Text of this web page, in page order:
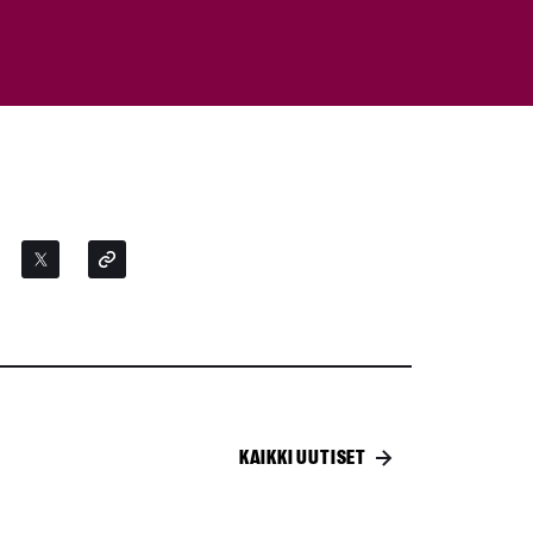
KAIKKI UUTISET